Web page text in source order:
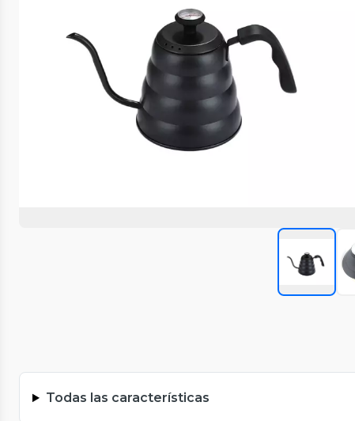
Todas las características